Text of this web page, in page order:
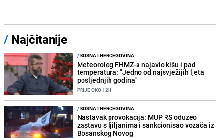
/ Najčitanije
/BOSNA I HERCEGOVINA
Meteorolog FHMZ-a najavio kišu i pad
temperatura: "Jedno od najsvježijih ljeta
posljednjih godina"
PRIJE OKO 12H
/BOSNA I HERCEGOVINA
Nastavak provokacija: MUP RS oduzeo
zastavu s ljiljanima i sankcionisao vozača iz
Bosanskog Novog